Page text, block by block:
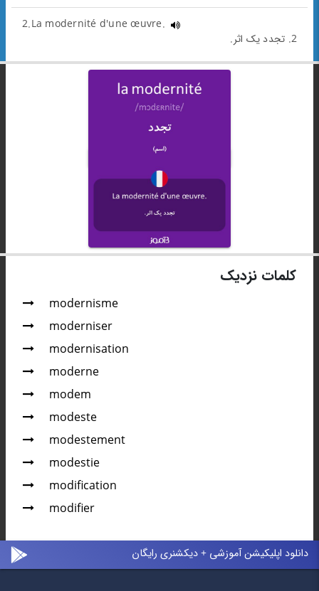
2.La modernité d'une œuvre.
2. تجدد یک اثر.
کلمات نزدیک
modernisme
moderniser
modernisation
moderne
modem
modeste
modestement
modestie
modification
modifier
دانلود اپلیکیشن آموزشی + دیکشنری رایگان